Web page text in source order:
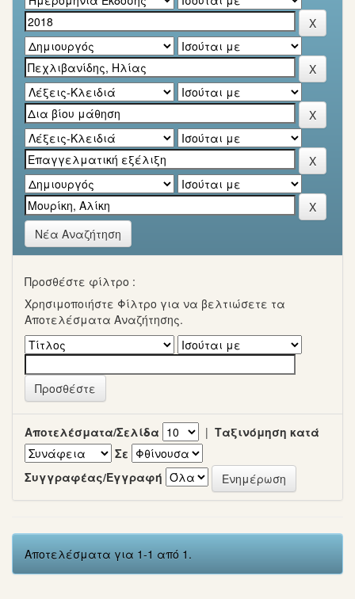
Νέα Αναζήτηση
Προσθέστε φίλτρο :
Χρησιμοποιήστε Φίλτρο για να βελτιώσετε τα
Αποτελέσματα Αναζήτησης.
Αποτελέσματα/Σελίδα | Ταξινόμηση κατά
Σε
Συγγραφέας/Εγγραφή
Αποτελέσματα για 1-1 από 1.